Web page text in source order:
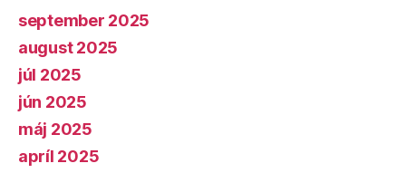
september 2025
august 2025
júl 2025
jún 2025
máj 2025
apríl 2025